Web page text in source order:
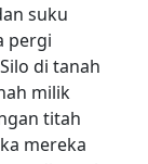
suku
pergi
di tanah
milik
titah
mereka